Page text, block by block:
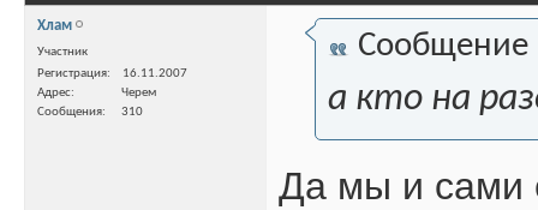
Хлам
Участник
Регистрация
16.11.2007
Адрес
Черем
Сообщения
310
Сообщение
а кто на
Да мы и сами